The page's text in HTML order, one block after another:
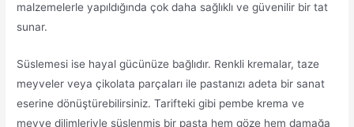
malzemelerle yapıldığında çok daha sağlıklı ve güvenilir bir tat
sunar.
Süslemesi ise hayal gücünüze bağlıdır. Renkli kremalar, taze
meyveler veya çikolata parçaları ile pastanızı adeta bir sanat
eserine dönüştürebilirsiniz. Tarifteki gibi pembe krema ve
meyve dilimleriyle süslenmiş bir pasta hem göze hem damağa